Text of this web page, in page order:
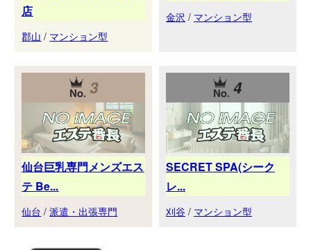
店
郡山 / マンション型
金沢 / マンション型
3
仙台巨乳専門メンズエス
テ Be...
仙台 /派遣・出張専門
4
SECRET SPA(シーク
レ...
刈谷 / マンション型